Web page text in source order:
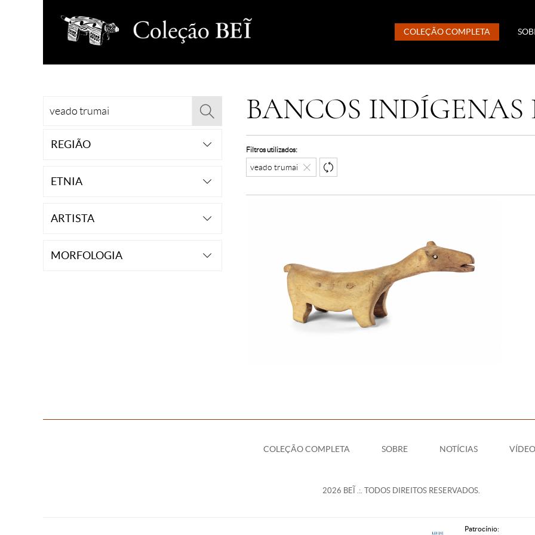
COLEÇÃO COMPLETA
REGIÃO
ETNIA
ARTISTA
MORFOLOGIA
BANCOS INDÍGENAS
Filtros utilizados:
veado trumai
COLEÇÃO COMPLETA SOBRE NOTÍCIAS
2026 BEĨ .:. TODOS DIREITOS RESERVADOS.